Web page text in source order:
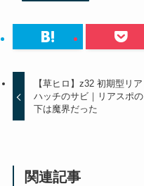
【草ヒロ】z32 初期型リア
ハッチのサビ｜リアスポの
下は魔界だった
関連記事